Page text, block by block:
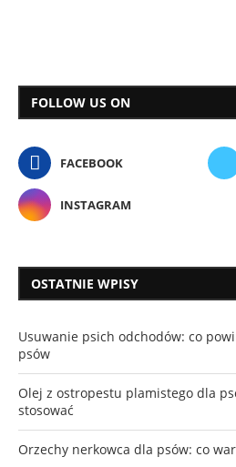
FOLLOW US ON
FACEBOOK
INSTAGRAM
OSTATNIE WPISY
Usuwanie psich odchodów: co
psów
Olej z ostropestu plamistego dla
stosować
Orzechy nerkowca dla psów: co